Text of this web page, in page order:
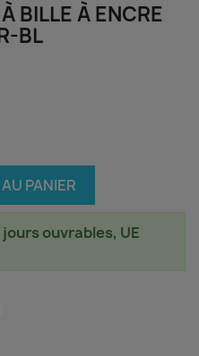
BILLE À ENCRE
BL
PANIER
ouvrables, UE